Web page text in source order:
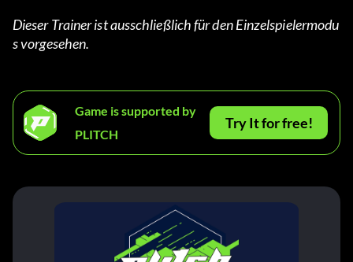
Dieser Trainer ist ausschließlich für den Einzelspielermodu
s vorgesehen.
Game is supported by
PLITCH
Try It for free!